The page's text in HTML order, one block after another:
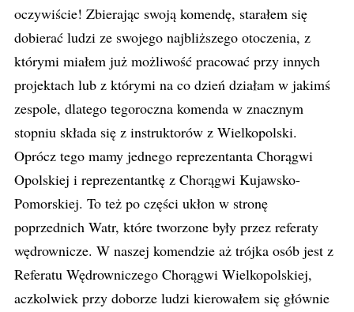
oczywiście! Zbierając swoją komendę, starałem się
dobierać ludzi ze swojego najbliższego otoczenia, z
którymi miałem już możliwość pracować przy innych
projektach lub z którymi na co dzień działam w jakimś
zespole, dlatego tegoroczna komenda w znacznym
stopniu składa się z instruktorów z Wielkopolski.
Oprócz tego mamy jednego reprezentanta Chorągwi
Opolskiej i reprezentantkę z Chorągwi Kujawsko-
Pomorskiej. To też po części ukłon w stronę
poprzednich Watr, które tworzone były przez referaty
wędrownicze. W naszej komendzie aż trójka osób jest z
Referatu Wędrowniczego Chorągwi Wielkopolskiej,
aczkolwiek przy doborze ludzi kierowałem się głównie